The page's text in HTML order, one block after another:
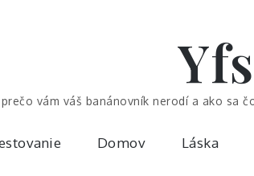
Yfs
vám váš banánovník nerodí a ako sa
Domov Láska